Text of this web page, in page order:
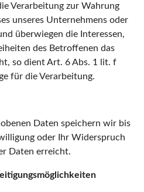
Verarbeitung zur Wahrung
unseres Unternehmens oder
überwiegen die Interessen,
des Betroffenen das
so dient Art. 6 Abs. 1 lit. f
für die Verarbeitung.
Daten speichern wir bis
oder Ihr Widerspruch
Daten erreicht.